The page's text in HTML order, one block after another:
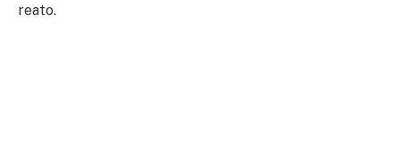
reato.